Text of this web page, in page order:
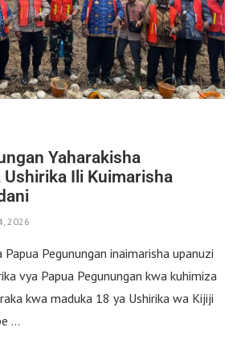
Yaharakisha
Ushirika Ili Kuimarisha
2026
Pegunungan inaimarisha upanuzi
vya Papua Pegunungan kwa kuhimiza
kwa maduka 18 ya Ushirika wa Kijiji
…